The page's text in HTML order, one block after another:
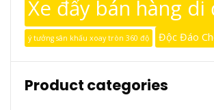
Xe đẩy bán hàng di
ý tưởng sân khấu xoay tròn 360 độ Độc Đáo
Product categories